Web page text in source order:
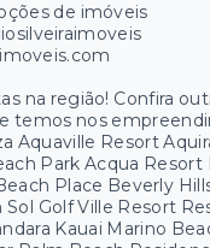
de imóveis
na região! Confira
temos nos
Aquaville Resort
Park Acqua Resort
Place Beverly
Sol Golf Ville Resort
Kauai Marino